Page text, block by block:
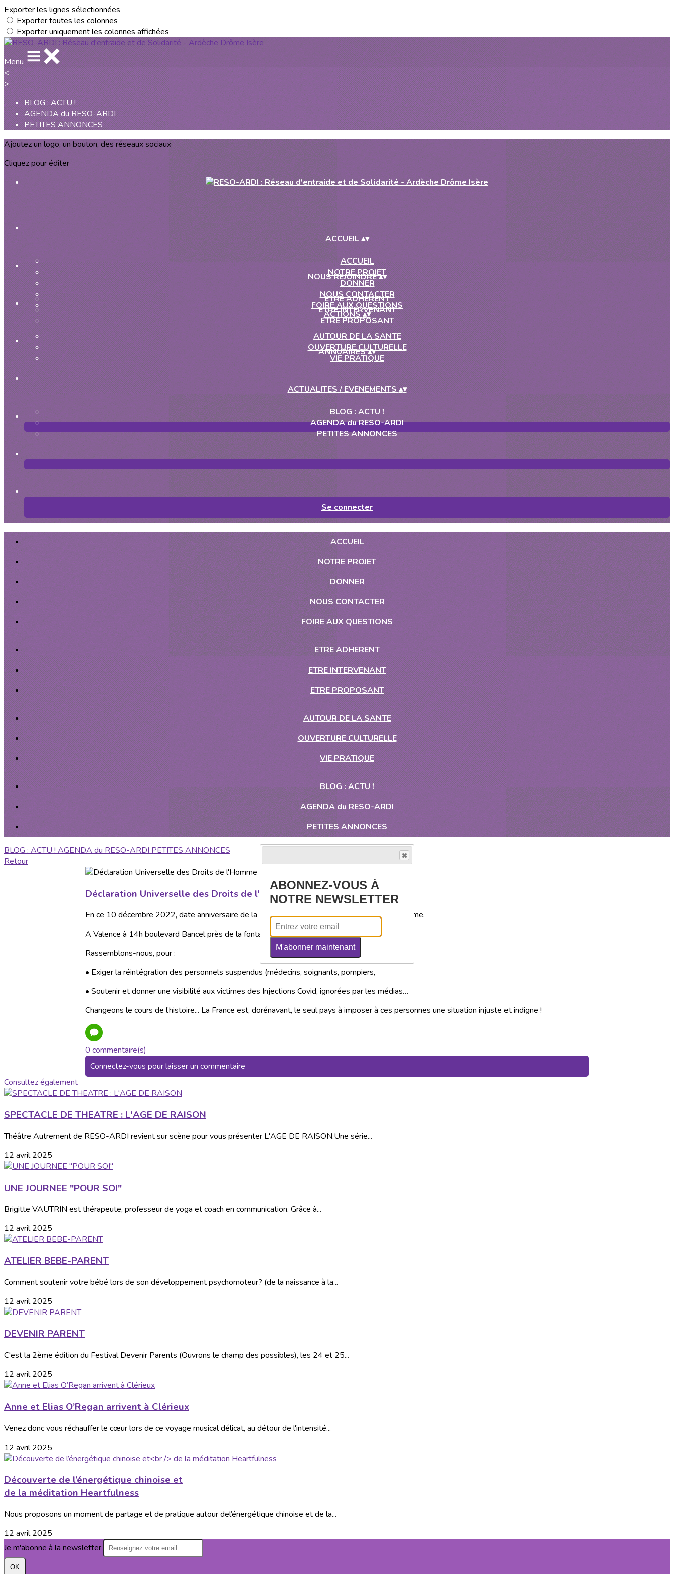
Exporter les lignes sélectionnées
Exporter toutes les colonnes
Exporter uniquement les colonnes affichées
Menu
<
>
BLOG : ACTU !
AGENDA du RESO-ARDI
PETITES ANNONCES
Ajoutez un logo, un bouton, des réseaux sociaux
Cliquez pour éditer
ACCUEIL▴▾
ACCUEIL
NOTRE PROJET
DONNER
NOUS CONTACTER
FOIRE AUX QUESTIONS
NOUS REJOINDRE▴▾
ETRE ADHERENT
ETRE INTERVENANT
ETRE PROPOSANT
ACTIONS▴▾
AUTOUR DE LA SANTE
OUVERTURE CULTURELLE
VIE PRATIQUE
ANNUAIRES▴▾
ACTUALITES / EVENEMENTS▴▾
BLOG : ACTU !
AGENDA du RESO-ARDI
PETITES ANNONCES
Se connecter
ACCUEIL
NOTRE PROJET
DONNER
NOUS CONTACTER
FOIRE AUX QUESTIONS
ETRE ADHERENT
ETRE INTERVENANT
ETRE PROPOSANT
AUTOUR DE LA SANTE
OUVERTURE CULTURELLE
VIE PRATIQUE
BLOG : ACTU !
AGENDA du RESO-ARDI
PETITES ANNONCES
BLOG : ACTU ! AGENDA du RESO-ARDI PETITES ANNONCES
Retour
Déclaration Universelle des Droits de l'Homme
En ce 10 décembre 2022, date anniversaire de la Déclaration Universelle des Droits de l’Homme.
A Valence à 14h boulevard Bancel près de la fontaine PUIS face au théâtre de la Comédie
Rassemblons-nous, pour :
• Exiger la réintégration des personnels suspendus (médecins, soignants, pompiers,
• Soutenir et donner une visibilité aux victimes des Injections Covid, ignorées par les médias…
Changeons le cours de l’histoire... La France est, dorénavant, le seul pays à imposer à ces personnes une situation injuste et indigne !
0 commentaire(s)
Connectez-vous pour laisser un commentaire
Consultez également
SPECTACLE DE THEATRE : L'AGE DE RAISON
Théâtre Autrement de RESO-ARDI revient sur scène pour vous présenter L'AGE DE RAISON.Une série...
12 avril 2025
UNE JOURNEE "POUR SOI"
Brigitte VAUTRIN est thérapeute, professeur de yoga et coach en communication. Grâce à...
12 avril 2025
ATELIER BEBE-PARENT
Comment soutenir votre bébé lors de son développement psychomoteur? (de la naissance à la...
12 avril 2025
DEVENIR PARENT
C'est la 2ème édition du Festival Devenir Parents (Ouvrons le champ des possibles), les 24 et 25...
12 avril 2025
Anne et Elias O’Regan arrivent à Clérieux
Venez donc vous réchauffer le cœur lors de ce voyage musical délicat, au détour de l'intensité...
12 avril 2025
Découverte de l’énergétique chinoise et
de la méditation Heartfulness
Nous proposons un moment de partage et de pratique autour del’énergétique chinoise et de la...
12 avril 2025
Je m'abonne à la newsletter
OK
ABONNEZ-VOUS À
NOTRE NEWSLETTER
M'abonner maintenant